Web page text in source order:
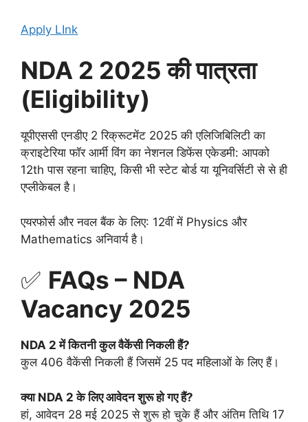
Apply LInk
NDA 2 2025 की पात्रता
(Eligibility)
यूपीएससी एनडीए 2 रिक्रूटमेंट 2025 की एलिजिबिलिटी का
क्राइटेरिया फॉर आर्मी विंग का नेशनल डिफेंस एकेडमी: आपको
12th पास रहना चाहिए, किसी भी स्टेट बोर्ड या यूनिवर्सिटी से से ही
एप्लीकेबल है।
एयरफोर्स और नवल बैंक के लिए: 12वीं में Physics और
Mathematics अनिवार्य है।
✅ FAQs – NDA
Vacancy 2025
NDA 2 में कितनी कुल वैकेंसी निकली हैं?
कुल 406 वैकेंसी निकली हैं जिसमें 25 पद महिलाओं के लिए हैं।
क्या NDA 2 के लिए आवेदन शुरू हो गए हैं?
हां, आवेदन 28 मई 2025 से शुरू हो चुके हैं और अंतिम तिथि 17